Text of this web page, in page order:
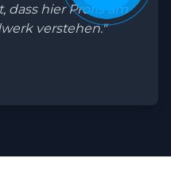
dass hier Profis am
verstehen."